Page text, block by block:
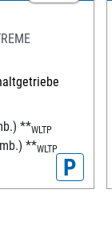
**WLTP
**WLTP
P